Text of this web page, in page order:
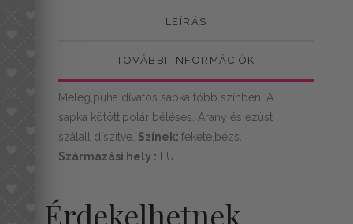
LEÍRÁS
TOVÁBBI INFORMÁCIÓK
Meleg,puha divatos sapka több színben. A
sapka kötött,polár béléses. Arany és ezüst
szálall díszítve. Színek: fekete,bézs.
Származási hely : EU
Érdekelhetnek